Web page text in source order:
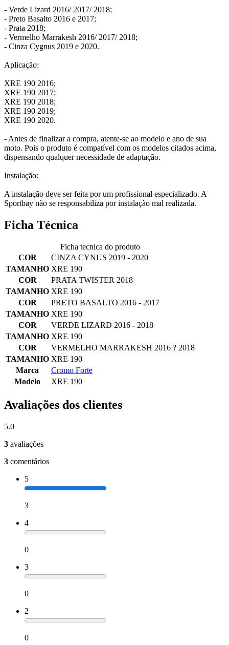
- Verde Lizard 2016/ 2017/ 2018;
- Preto Basalto 2016 e 2017;
- Prata 2018;
- Vermelho Marrakesh 2016/ 2017/ 2018;
- Cinza Cygnus 2019 e 2020.
Aplicação:
XRE 190 2016;
XRE 190 2017;
XRE 190 2018;
XRE 190 2019;
XRE 190 2020.
- Antes de finalizar a compra, atente-se ao modelo e ano de sua
moto. Pois o produto é compatível com os modelos citados acima,
dispensando qualquer necessidade de adaptação.
Instalação:
A instalação deve ser feita por um profissional especializado. A
Sportbay não se responsabiliza por instalação mal realizada.
Ficha Técnica
Ficha tecnica do produto
COR
CINZA CYNUS 2019 - 2020
TAMANHO XRE 190
COR
PRATA TWISTER 2018
TAMANHO XRE 190
COR
PRETO BASALTO 2016 - 2017
TAMANHO XRE 190
COR
VERDE LIZARD 2016 - 2018
TAMANHO XRE 190
COR
VERMELHO MARRAKESH 2016 ? 2018
TAMANHO XRE 190
Marca
Cromo Forte
Modelo
XRE 190
Avaliações dos clientes
5.0
3 avaliações
3 comentários
5
3
4
0
3
0
2
0